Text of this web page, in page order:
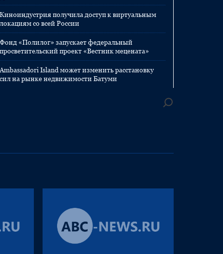
Киноиндустрия получила доступ к виртуальным
локациям со всей России
Фонд «Полилог» запускает федеральный
просветительский проект «Вестник мецената»
Ambassadori Island может изменить расстановку
сил на рынке недвижимости Батуми